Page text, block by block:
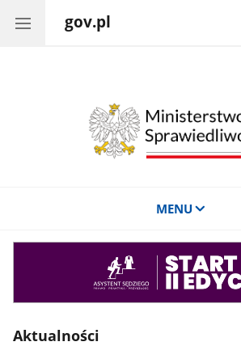
gov.pl
MENU
Aktualności